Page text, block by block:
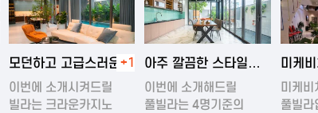
2024-11-20 00:20
모던하고 고급스러운
풀빌라
+1
이번에 소개시켜드릴
빌라는 크라운카지노
2024-11-19 01:01
아주 깔끔한 스타일을
풀빌라
이번에 소개해드릴
풀빌라는 4명기준의
미케
풀빌라
미케비
풀빌